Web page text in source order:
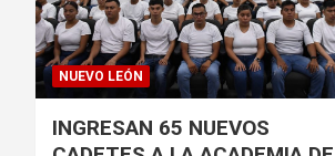
NUEVO LEÓN
INGRESAN 65 NUEVOS